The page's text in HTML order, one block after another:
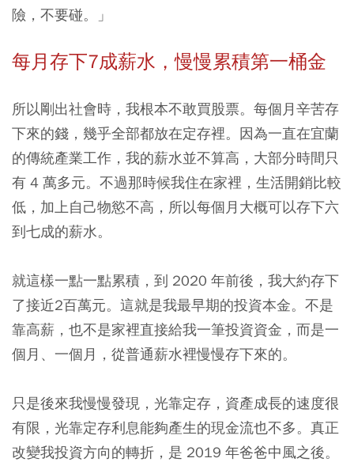
險，不要碰。」
每月存下7成薪水，慢慢累積第一桶金
所以剛出社會時，我根本不敢買股票。每個月辛苦存
下來的錢，幾乎全部都放在定存裡。因為一直在宜蘭
的傳統產業工作，我的薪水並不算高，大部分時間只
有 4 萬多元。不過那時候我住在家裡，生活開銷比較
低，加上自己物慾不高，所以每個月大概可以存下六
到七成的薪水。
就這樣一點一點累積，到 2020 年前後，我大約存下
了接近2百萬元。這就是我最早期的投資本金。不是
靠高薪，也不是家裡直接給我一筆投資資金，而是一
個月、一個月，從普通薪水裡慢慢存下來的。
只是後來我慢慢發現，光靠定存，資產成長的速度很
有限，光靠定存利息能夠產生的現金流也不多。真正
改變我投資方向的轉折，是 2019 年爸爸中風之後。